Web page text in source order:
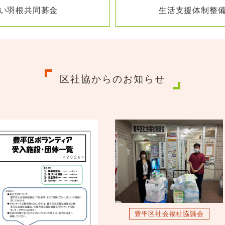
羽根共同募金 生活支援体制整
区社協からのお知らせ
豊平区社会福祉協議会